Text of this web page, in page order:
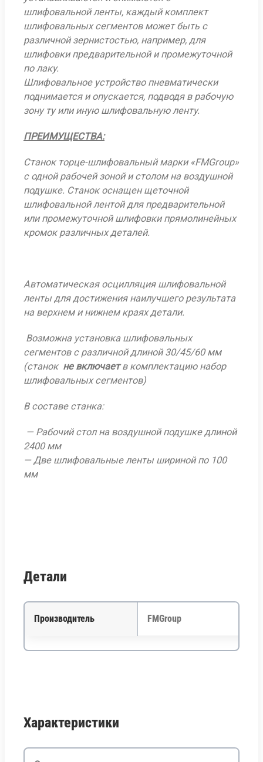
шлифовальной ленты, каждый комплект
шлифовальных сегментов может быть с
различной зернистостью, например, для
шлифовки предварительной и промежуточной
по лаку.
Шлифовальное устройство пневматически
поднимается и опускается, подводя в рабочую
зону ту или иную шлифовальную ленту.
ПРЕИМУЩЕСТВА:
Станок торце-шлифовальный марки «FMGroup»
с одной рабочей зоной и столом на воздушной
подушке. Cтанок оснащен щеточной
шлифовальной лентой для предварительной
или промежуточной шлифовки прямолинейных
кромок различных деталей.
Автоматическая осцилляция шлифовальной
ленты для достижения наилучшего результата
на верхнем и нижнем краях детали.
Возможна установка шлифовальных
сегментов с различной длиной 30/45/60 мм
(станок не включаетв комплектацию набор
шлифовальных сегментов)
В составе станка:
— Рабочий стол на воздушной подушке длиной
2400 мм
— Две шлифовальные ленты шириной по 100
мм
Детали
Производитель FMGroup
Характеристики